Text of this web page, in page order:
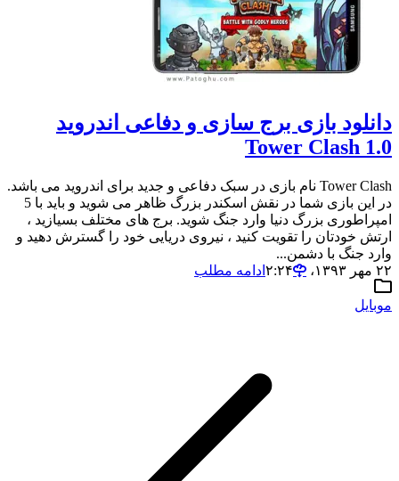
دانلود بازی برج سازی و دفاعی اندروید
Tower Clash 1.0
Tower Clash نام بازی در سبک دفاعی و جدید برای اندروید می باشد.
در این بازی شما در نقش اسکندر بزرگ ظاهر می شوید و باید با 5
امپراطوری بزرگ دنیا وارد جنگ شوید. برج های مختلف بسیازید ،
ارتش خودتان را تقویت کنید ، نیروی دریایی خود را گسترش دهید و
وارد جنگ با دشمن...
۲۲ مهر ۱۳۹۳،‏ ۲:۲۴
ادامه مطلب
موبایل